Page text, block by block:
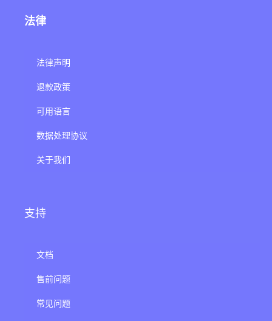
法律
法律声明
退款政策
可用语言
数据处理协议
关于我们
支持
文档
售前问题
常见问题